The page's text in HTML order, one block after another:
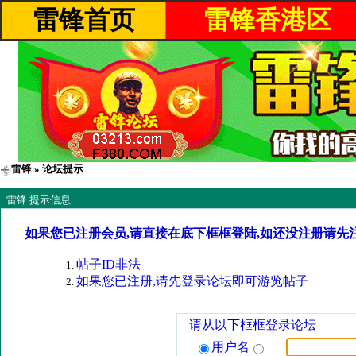
雷锋首页 雷锋香港区
雷锋 » 论坛提示
雷锋 提示信息
如果您已注册会员,请直接在底下框框登陆,如还没注册请先
帖子ID非法
如果您已注册,请先登录论坛即可游览帖子
请从以下框框登录论坛
用户名